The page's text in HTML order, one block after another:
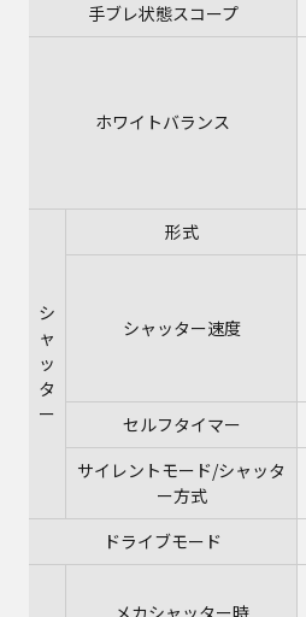
手ブレ状態スコープ
ホワイトバランス
シ
ャ
ッ
タ
ー
形式
シャッター速度
セルフタイマー
サイレントモード/シャッタ
ー方式
ドライブモード
メカシャッター時